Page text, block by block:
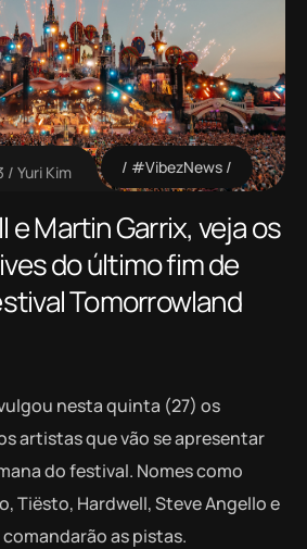
Yuri Kim #VibezNews
e Martin Garrix, veja os
do último fim de
Tomorrowland
nesta quinta (27) os
artistas que vão se apresentar
do festival. Nomes como
Tiësto, Hardwell, Steve Angello e
as pistas.